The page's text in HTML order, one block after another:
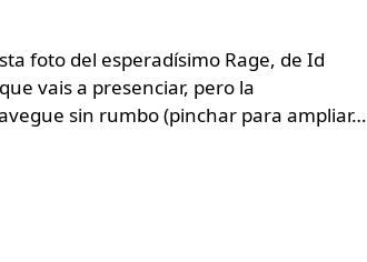
vais a presenciar, pero la
sin rumbo (pinchar para ampliar…